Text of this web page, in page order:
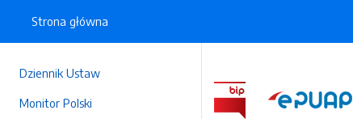
Dziennik Ustaw
Monitor Polski
Strona główna